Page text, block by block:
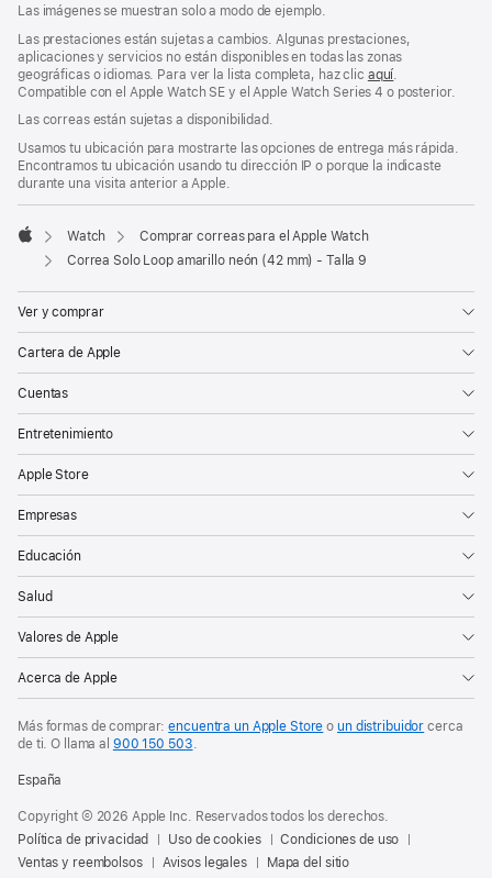
Las imágenes se muestran solo a modo de ejemplo.
Las prestaciones están sujetas a cambios. Algunas prestaciones,
aplicaciones y servicios no están disponibles en todas las zonas
geográficas o idiomas. Para ver la lista completa, haz clic aquí
Compatible con el Apple Watch SE y el Apple Watch Series 4 o posterior.
Las correas están sujetas a disponibilidad.
Usamos tu ubicación para mostrarte las opciones de entrega más rápida.
Encontramos tu ubicación usando tu dirección IP o porque la indicaste
durante una visita anterior a Apple.
Apple
Watch
Comprar correas para el Apple Watch
Correa Solo Loop amarillo neón (42 mm) - Talla 9
Ver y comprar
Cartera de Apple
Cuentas
Entretenimiento
Apple Store
Empresas
Educación
Salud
Valores de Apple
Acerca de Apple
Más formas de comprar:encuentra un Apple Store oun distribuidor cerca
de ti. O
llama al 900 150 503.
España
Copyright © 2026 Apple Inc. Reservados todos los derechos.
Política de privacidad
Uso de cookies
Condiciones de uso
Ventas y reembolsos
Avisos legales Mapa del sitio